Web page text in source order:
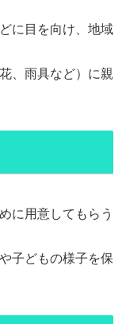
に目を向け、地域
、雨具など）に親
に用意してもらう
子どもの様子を保